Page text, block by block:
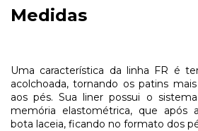
Medidas
Uma característica da linha FR é
acolchoada, tornando os patins
aos pés. Sua liner possui o
memória elastométrica, que após
bota laceia, ficando no formato dos